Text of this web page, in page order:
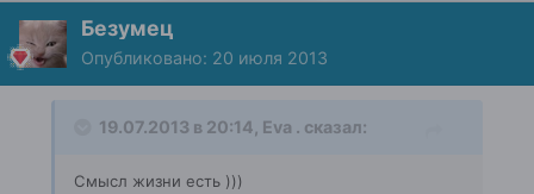
Безумец
Опубликовано: 20 июля 2013
19.07.2013 в 20:14, Eva . сказал:
Смысл жизни есть )))